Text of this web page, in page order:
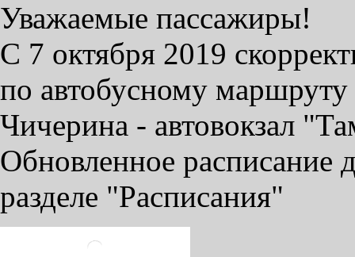
Уважаемые пассажиры!
С 7 октября 2019
по автобусному
Чичерина - автовокзал
Обновленное расписание
разделе "Расписания"